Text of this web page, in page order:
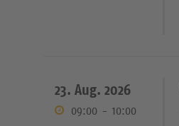
23. Aug. 2026
09:00 - 10:00